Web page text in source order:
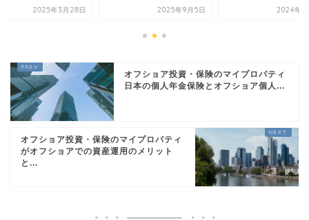
2025年3月28日 2025年9月5日 2024年9
オフショア投資・保険のマイプロパティ
日本の個人年金保険とオフショア個人...
オフショア投資・保険のマイプロパティ
がオフショアでの資産運用のメリット
と...